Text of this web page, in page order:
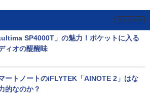
SP4000T」の魅力！ポケットに入る
ィオの醍醐味
ートノートのiFLYTEK「AINOTE 2」はな
的なのか？